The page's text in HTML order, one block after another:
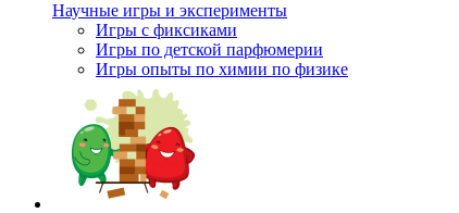
Научные игры и эксперименты
Игры с фиксиками
Игры по детской парфюмерии
Игры опыты по химии по физике